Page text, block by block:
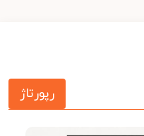
رپورتاژ